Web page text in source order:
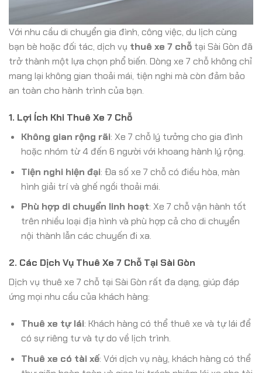
Với nhu cầu di chuyển gia đình, công việc, du lịch cùng
bạn bè hoặc đối tác, dịch vụ thuê xe 7 chỗ tại Sài Gòn đã
trở thành một lựa chọn phổ biến. Dòng xe 7 chỗ không chỉ
mang lại không gian thoải mái, tiện nghi mà còn đảm bảo
an toàn cho hành trình của bạn.
1. Lợi Ích Khi Thuê Xe 7 Chỗ
Không gian rộng rãi: Xe 7 chỗ lý tưởng cho gia đình
hoặc nhóm từ 4 đến 6 người với khoang hành lý rộng.
Tiện nghi hiện đại: Đa số xe 7 chỗ có điều hòa, màn
hình giải trí và ghế ngồi thoải mái.
Phù hợp di chuyển linh hoạt: Xe 7 chỗ vận hành tốt
trên nhiều loại địa hình và phù hợp cả cho di chuyển
nội thành lẫn các chuyến đi xa.
2. Các Dịch Vụ Thuê Xe 7 Chỗ Tại Sài Gòn
Dịch vụ thuê xe 7 chỗ tại Sài Gòn rất đa dạng, giúp đáp
ứng mọi nhu cầu của khách hàng:
Thuê xe tự lái: Khách hàng có thể thuê xe và tự lái để
có sự riêng tư và tự do về lịch trình.
Thuê xe có tài xế: Với dịch vụ này, khách hàng có thể